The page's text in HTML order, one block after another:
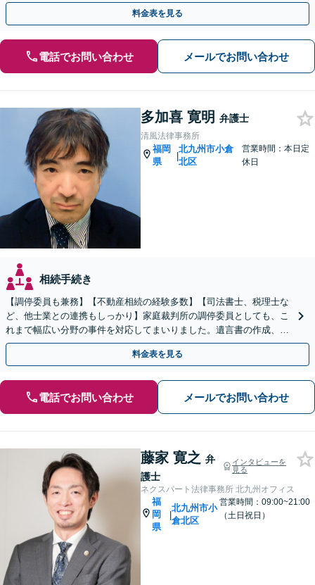
料金表を見る
電話でお問い合わせ メールでお問い合わせ
多加喜 寛明 弁護士
清風法律事務所
福岡
県
|
北九州市小倉
北区
営業時間：本日定
休日
相続手続き
【調停委員も兼務】【不動産相続の経験多数】【司法書士、税理士な
ど、他士業との連携もしっかり】家庭裁判所の調停委員としても、こ
れまで幅広い分野の事件を対応してまいりました。遺言書の作成、相
続放棄にも対応します【初回のご相談、0円】
料金表を見る
電話でお問い合わせ メールでお問い合わせ
藤家 寛之 弁
護士
インタビューを
見る
ネクスパート法律事務所 北九州オフィス
福
岡
県
|
北九州市小
倉北区
営業時間：09:00~21:00
（土日祝日）